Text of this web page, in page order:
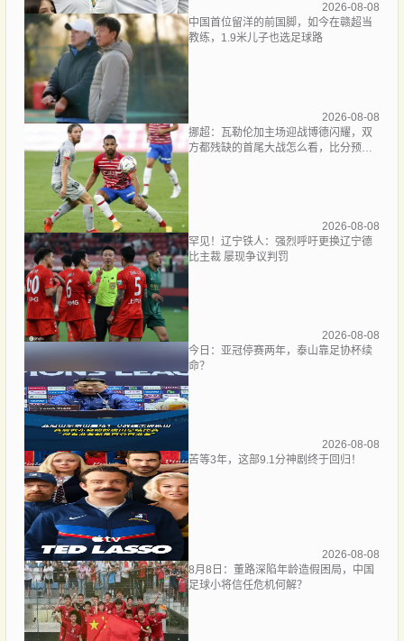
2026-08-08
中国首位留洋的前国脚，如今在赣超当
教练，1.9米儿子也选足球路
2026-08-08
挪超：瓦勒伦加主场迎战博德闪耀，双
方都残缺的首尾大战怎么看，比分预测
2026-08-08
罕见！辽宁铁人：强烈呼吁更换辽宁德
比主裁 屡现争议判罚
2026-08-08
今日：亚冠停赛两年，泰山靠足协杯续
命？
2026-08-08
苦等3年，这部9.1分神剧终于回归！
2026-08-08
8月8日：董路深陷年龄造假困局，中国
足球小将信任危机何解？